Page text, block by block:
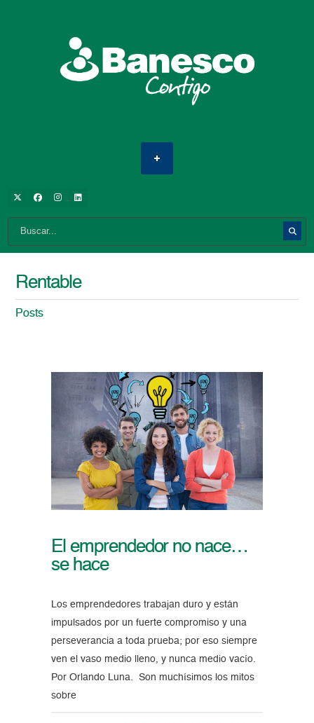
Rentable
Posts
El emprendedor no nace…
se hace
Los emprendedores trabajan duro y están
impulsados por un fuerte compromiso y una
perseverancia a toda prueba; por eso siempre
ven el vaso medio lleno, y nunca medio vacío.
Por Orlando Luna. Son muchísimos los mitos
sobre